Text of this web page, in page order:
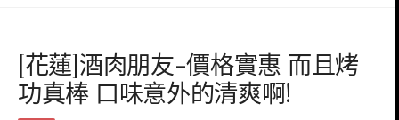
[花蓮]酒肉朋友-價格實惠 而且烤
功真棒 口味意外的清爽啊!